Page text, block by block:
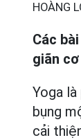
HOÀNG
Các
giãn
Yoga
bụng
cải